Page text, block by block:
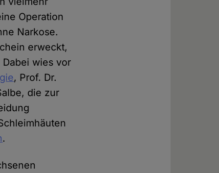
Operation
Narkose.
erweckt,
wies vor
, Prof. Dr.
die zur
.